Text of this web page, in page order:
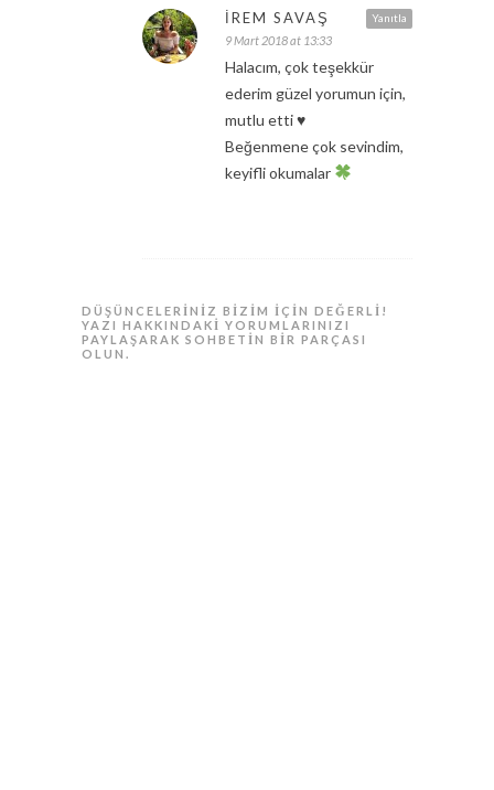
Yanıtla
İREM SAVAŞ
9 Mart 2018 at 13:33
Halacım, çok teşekkür
ederim güzel yorumun için,
mutlu etti ♥️
Beğenmene çok sevindim,
keyifli okumalar
DÜŞÜNCELERINIZ BIZIM IÇIN DEĞERLI!
YAZI HAKKINDAKI YORUMLARINIZI
PAYLAŞARAK SOHBETIN BIR PARÇASI
OLUN.